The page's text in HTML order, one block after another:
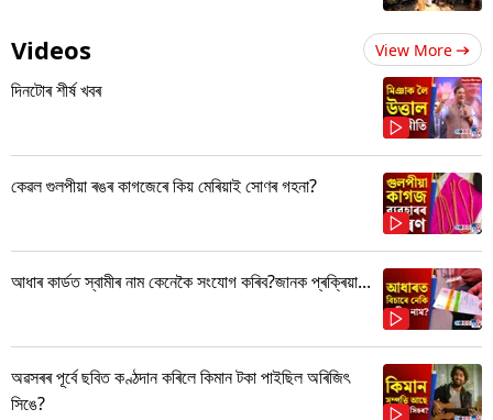
Videos View More
দিনটোৰ শীৰ্ষ খবৰ
কেৱল গুলপীয়া ৰঙৰ কাগজেৰে কিয় মেৰিয়াই সোণৰ গহনা?
আধাৰ কাৰ্ডত স্বামীৰ নাম কেনেকৈ সংযোগ কৰিব?জানক প্ৰক্ৰিয়া...
অৱসৰৰ পূৰ্বে ছবিত কণ্ঠদান কৰিলে কিমান টকা পাইছিল অৰিজিৎ
সিঙে?